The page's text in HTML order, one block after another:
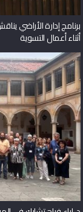
برنامج إدارة الأراضي
أثناء أعمال التسوية